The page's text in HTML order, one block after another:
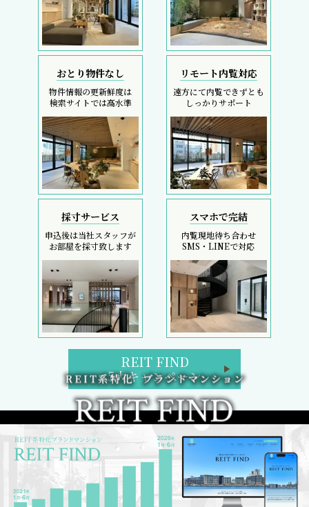
おとり物件なし
物件情報の更新鮮度は
検索サイトでは高水準
リモート内覧対応
遠方にて内覧できずとも
しっかりサポート
採寸サービス
申込後は当社スタッフが
お部屋を採寸致します
スマホで完結
内覧現地待ち合わせ
SMS・LINEで対応
REIT FIND
5大キャンペーン